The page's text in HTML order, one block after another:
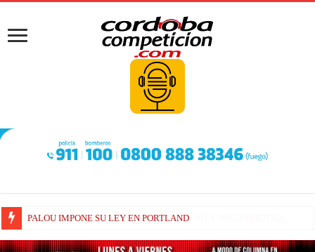
BEZZECCHI LOGRÓ UN PODIO DE ENORME CARGA EMOTIVA